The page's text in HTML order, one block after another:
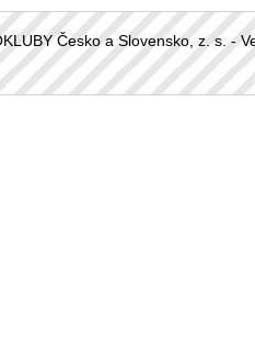
Česko a Slovensko, z. s. -